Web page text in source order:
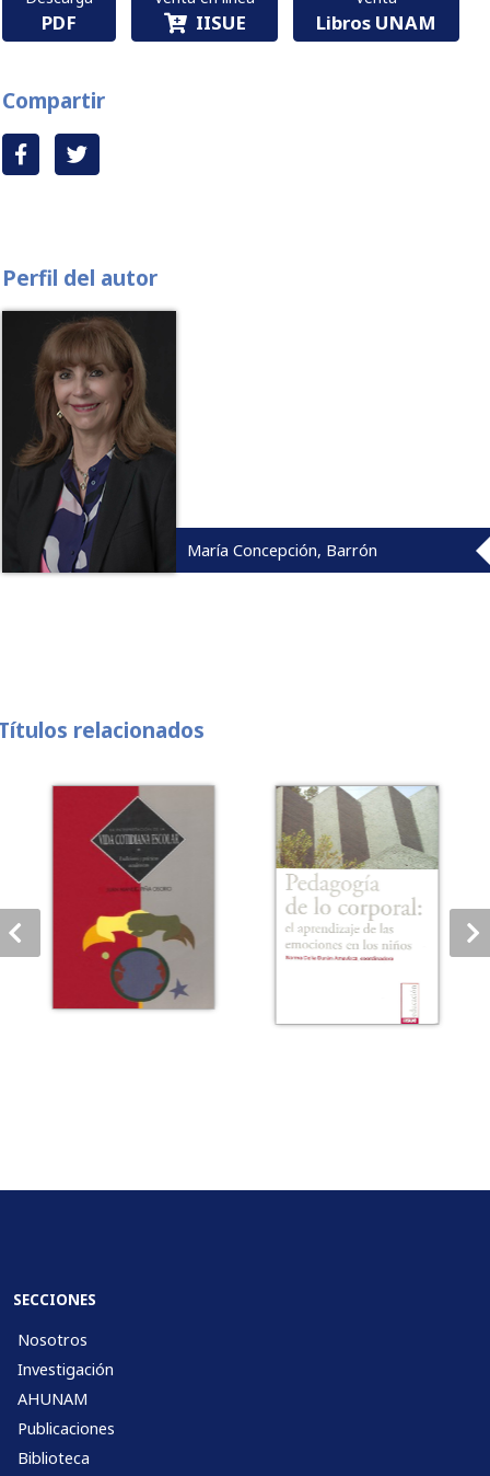
PDF IISUE Libros UNAM
Compartir
Perfil del autor
María Concepción, Barrón
relacionados
SECCIONES
Nosotros
Investigación
AHUNAM
Publicaciones
Biblioteca